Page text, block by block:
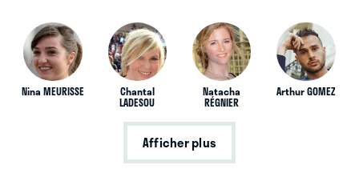
Nina MEURISSE Chantal
LADESOU
Natacha
RÉGNIER
Arthur GOMEZ
Afficher plus